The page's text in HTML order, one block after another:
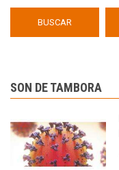
SON DE TAMBORA